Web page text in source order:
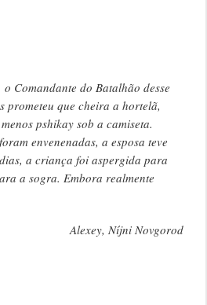
Comandante do Batalhão desse
prometeu que cheira a hortelã,
pshikay sob a camiseta.
envenenadas, a esposa teve
a criança foi aspergida para
a sogra. Embora realmente
Alexey, Níjni Novgorod